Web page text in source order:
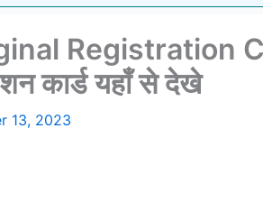
Registration
कार्ड यहाँ से देखे
13, 2023